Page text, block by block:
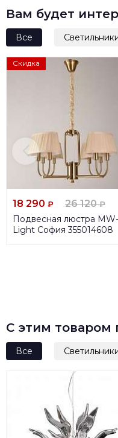
Вам будет
Все
Скидка
18 290 ₽ 26 120₽
Подвесная люстра MW-
Light София 355014608
С этим товаром
Все